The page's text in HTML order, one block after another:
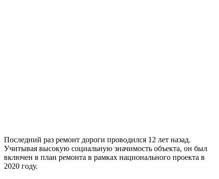
Последний раз ремонт дороги проводился 12 лет назад.
Учитывая высокую социальную значимость объекта, он был
включен в план ремонта в рамках национального проекта в
2020 году.